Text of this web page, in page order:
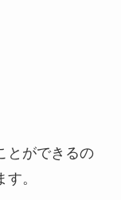
とができるの
。